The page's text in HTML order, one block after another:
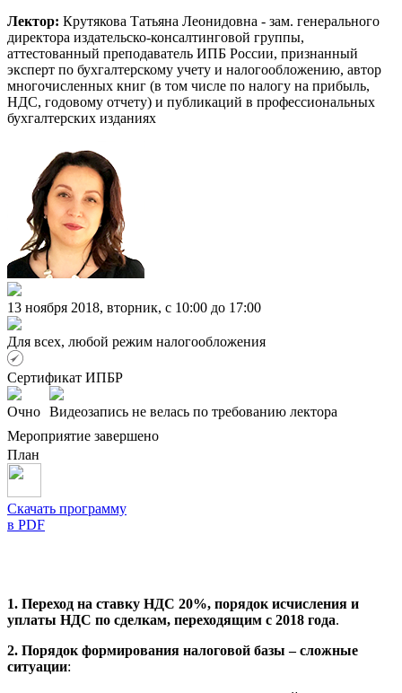
Лектор: Крутякова Татьяна Леонидовна - зам. генерального
директора издательско-консалтинговой группы,
аттестованный преподаватель ИПБ России, признанный
эксперт по бухгалтерскому учету и налогообложению, автор
многочисленных книг (в том числе по налогу на прибыль,
НДС, годовому отчету) и публикаций в профессиональных
бухгалтерских изданиях
13 ноября 2018, вторник, c 10:00 до 17:00
Для всех, любой режим налогообложения
Сертификат ИПБР
Очно Видеозапись не велась по требованию лектора
Мероприятие завершено
План
Скачать программу
в PDF
1. Переход на ставку НДС 20%, порядок исчисления и
уплаты НДС по сделкам, переходящим с 2018 года.
2. Порядок формирования налоговой базы – сложные
ситуации: